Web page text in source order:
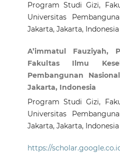
Program Studi Gizi,
Universitas
Jakarta, Jakarta, Indonesia
A’immatul Fauziyah,
Fakultas Ilmu
Pembangunan
Jakarta, Indonesia
Program Studi Gizi,
Universitas
Jakarta, Jakarta, Indonesia
https://